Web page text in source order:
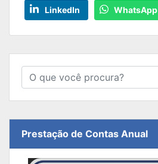
LinkedIn WhatsApp
Prestação de Contas Anual